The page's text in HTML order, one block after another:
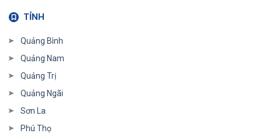
TỈNH
Quảng Bình
Quảng Nam
Quảng Trị
Quảng Ngãi
Sơn La
Phú Thọ